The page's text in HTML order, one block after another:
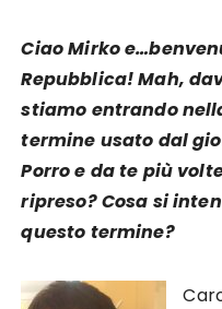
Ciao Mirko
Repubblica! Mah,
stiamo entrando
termine usato dal
Porro e da te più
ripreso? Cosa si
questo termine?